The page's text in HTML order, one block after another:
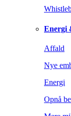
Energi
Affald
Nye
Energi
Opnå